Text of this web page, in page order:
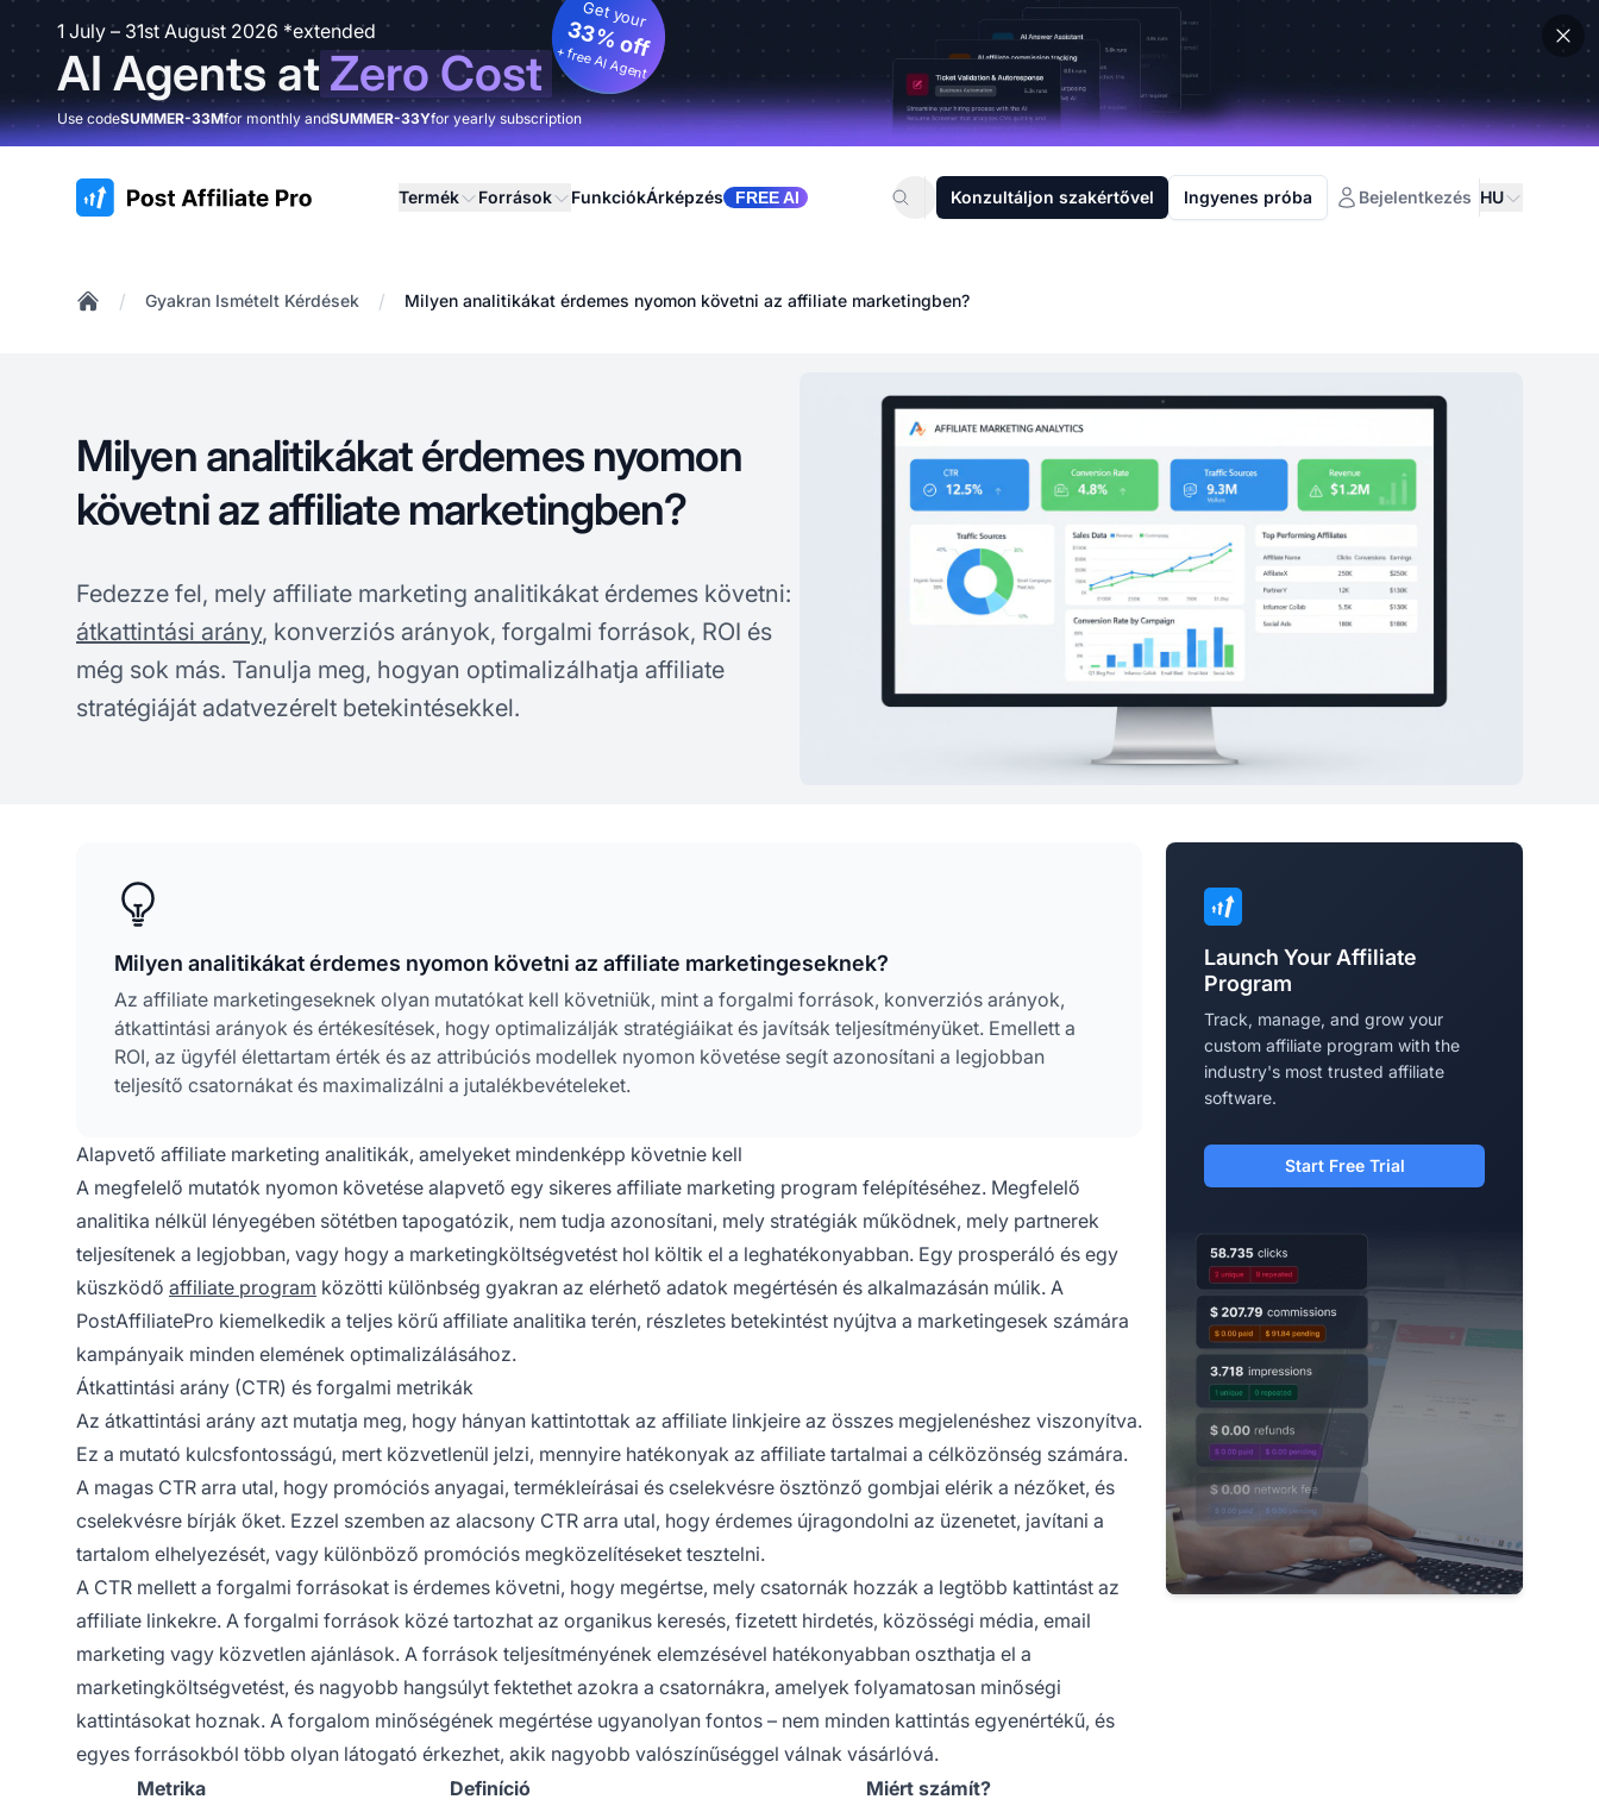
1 July – 31st August 2026 *extended
AI Agents atZero Cost
Get your
33% off
+ free AI Agent
Use codeSUMMER-33Mfor monthly andSUMMER-33Yfor yearly subscription
:site.title Termék Források FunkciókÁrképzés FREE AI Konzultáljon szakértővel Ingyenes próba Bejelentkezés HU
/ Gyakran Ismételt Kérdések / Milyen analitikákat érdemes nyomon követni az affiliate marketingben?
Milyen analitikákat érdemes nyomon
követni az affiliate marketingben?
Fedezze fel, mely affiliate marketing analitikákat érdemes követni:
átkattintási arány, konverziós arányok, forgalmi források, ROI és
még sok más. Tanulja meg, hogyan optimalizálhatja affiliate
stratégiáját adatvezérelt betekintésekkel.
Milyen analitikákat érdemes nyomon követni az affiliate marketingeseknek?
Az affiliate marketingeseknek olyan mutatókat kell követniük, mint a forgalmi források, konverziós arányok,
átkattintási arányok és értékesítések, hogy optimalizálják stratégiáikat és javítsák teljesítményüket. Emellett a
ROI, az ügyfél élettartam érték és az attribúciós modellek nyomon követése segít azonosítani a legjobban
teljesítő csatornákat és maximalizálni a jutalékbevételeket.
Alapvető affiliate marketing analitikák, amelyeket mindenképp követnie kell
A megfelelő mutatók nyomon követése alapvető egy sikeres affiliate marketing program felépítéséhez. Megfelelő
analitika nélkül lényegében sötétben tapogatózik, nem tudja azonosítani, mely stratégiák működnek, mely partnerek
teljesítenek a legjobban, vagy hogy a marketingköltségvetést hol költik el a leghatékonyabban. Egy prosperáló és egy
küszködő affiliate program közötti különbség gyakran az elérhető adatok megértésén és alkalmazásán múlik. A
PostAffiliatePro kiemelkedik a teljes körű affiliate analitika terén, részletes betekintést nyújtva a marketingesek számára
kampányaik minden elemének optimalizálásához.
Átkattintási arány (CTR) és forgalmi metrikák
Az átkattintási arány azt mutatja meg, hogy hányan kattintottak az affiliate linkjeire az összes megjelenéshez viszonyítva.
Ez a mutató kulcsfontosságú, mert közvetlenül jelzi, mennyire hatékonyak az affiliate tartalmai a célközönség számára.
A magas CTR arra utal, hogy promóciós anyagai, termékleírásai és cselekvésre ösztönző gombjai elérik a nézőket, és
cselekvésre bírják őket. Ezzel szemben az alacsony CTR arra utal, hogy érdemes újragondolni az üzenetet, javítani a
tartalom elhelyezését, vagy különböző promóciós megközelítéseket tesztelni.
A CTR mellett a forgalmi forrásokat is érdemes követni, hogy megértse, mely csatornák hozzák a legtöbb kattintást az
affiliate linkekre. A forgalmi források közé tartozhat az organikus keresés, fizetett hirdetés, közösségi média, email
marketing vagy közvetlen ajánlások. A források teljesítményének elemzésével hatékonyabban oszthatja el a
marketingköltségvetést, és nagyobb hangsúlyt fektethet azokra a csatornákra, amelyek folyamatosan minőségi
kattintásokat hoznak. A forgalom minőségének megértése ugyanolyan fontos – nem minden kattintás egyenértékű, és
egyes forrásokból több olyan látogató érkezhet, akik nagyobb valószínűséggel válnak vásárlóvá.
Metrika
Definíció
Miért számít?
Launch Your Affiliate
Program
Track, manage, and grow your
custom affiliate program with the
industry's most trusted affiliate
software.
Start Free Trial